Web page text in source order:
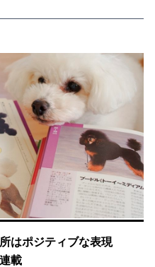
はポジティブな表現
載